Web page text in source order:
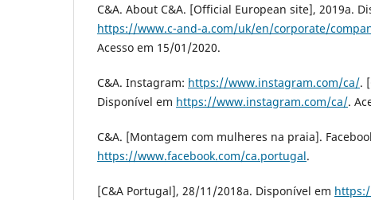
C&A. About C&A. [Official European site], 2019a.
https://www.c-and-a.com/uk/en/corporate/
Acesso em 15/01/2020.
C&A. Instagram: https://www.instagram.com/ca/.
Disponível em https://www.instagram.com/ca/.
C&A. [Montagem com mulheres na praia].
https://www.facebook.com/ca.portugal.
[C&A Portugal], 28/11/2018a. Disponível em